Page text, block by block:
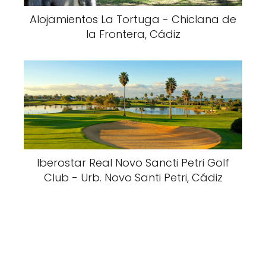
Alojamientos La Tortuga - Chiclana de
la Frontera, Cádiz
Iberostar Real Novo Sancti Petri Golf
Club - Urb. Novo Santi Petri, Cádiz